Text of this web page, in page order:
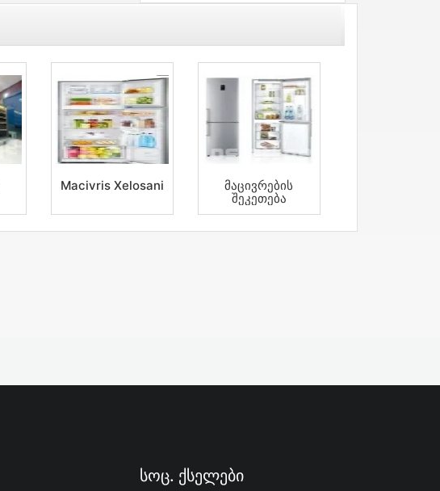
Macivris Xelosani
Მაცივრების
Შეკეთება
Სოც. Ქსელები